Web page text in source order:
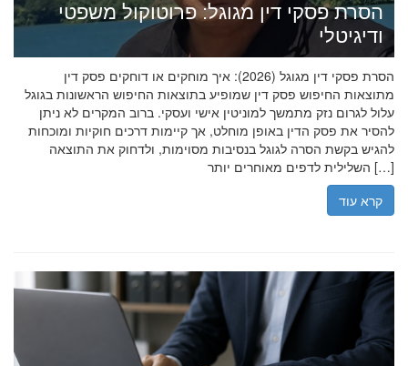
הסרת פסקי דין מגוגל: פרוטוקול משפטי
ודיגיטלי
הסרת פסקי דין מגוגל (2026): איך מוחקים או דוחקים פסק דין
מתוצאות החיפוש פסק דין שמופיע בתוצאות החיפוש הראשונות בגוגל
עלול לגרום נזק מתמשך למוניטין אישי ועסקי. ברוב המקרים לא ניתן
להסיר את פסק הדין באופן מוחלט, אך קיימות דרכים חוקיות ומוכחות
להגיש בקשת הסרה לגוגל בנסיבות מסוימות, ולדחוק את התוצאה
השלילית לדפים מאוחרים יותר […]
קרא עוד